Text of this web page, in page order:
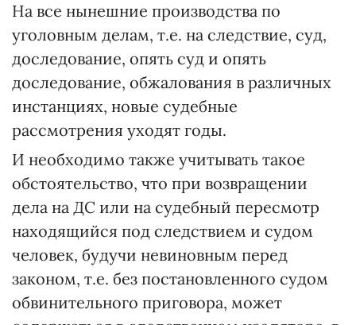
На все нынешние производства по
уголовным делам, т.е. на следствие, суд,
доследование, опять суд и опять
доследование, обжалования в различных
инстанциях, новые судебные
рассмотрения уходят годы.
И необходимо также учитывать такое
обстоятельство, что при возвращении
дела на ДС или на судебный пересмотр
находящийся под следствием и судом
человек, будучи невиновным перед
законом, т.е. без постановленного судом
обвинительного приговора, может